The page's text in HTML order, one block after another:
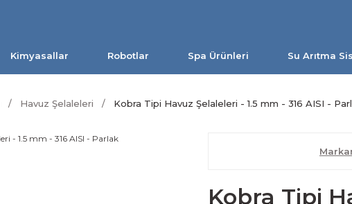
Kimyasallar Robotlar Spa Ürünleri Su Arıtma
Havuz Şelaleleri Kobra Tipi Havuz Şelaleleri - 1.5 mm - 316 AISI -
Kobra Tipi